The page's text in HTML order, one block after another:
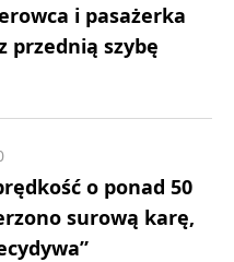
i pasażerka
przednią szybę
o ponad 50
surową karę,